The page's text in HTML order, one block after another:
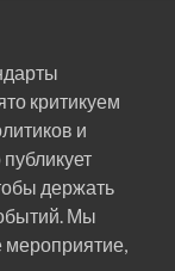
критикуем
и
держать
Мы
мероприятие,